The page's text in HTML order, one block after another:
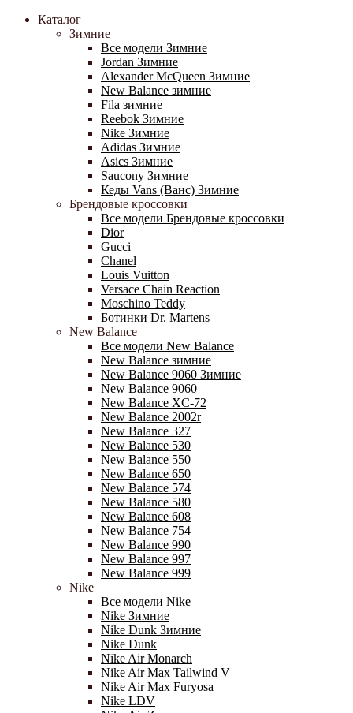
Каталог
Зимние
Все модели Зимние
Jordan Зимние
Alexander McQueen Зимние
New Balance зимние
Fila зимние
Reebok Зимние
Nike Зимние
Adidas Зимние
Asics Зимние
Saucony Зимние
Кеды Vans (Ванс) Зимние
Брендовые кроссовки
Все модели Брендовые кроссовки
Dior
Gucci
Chanel
Louis Vuitton
Versace Chain Reaction
Moschino Teddy
Ботинки Dr. Martens
New Balance
Все модели New Balance
New Balance зимние
New Balance 9060 Зимние
New Balance 9060
New Balance XC-72
New Balance 2002r
New Balance 327
New Balance 530
New Balance 550
New Balance 650
New Balance 574
New Balance 580
New Balance 608
New Balance 754
New Balance 990
New Balance 997
New Balance 999
Nike
Все модели Nike
Nike Зимние
Nike Dunk Зимние
Nike Dunk
Nike Air Monarch
Nike Air Max Tailwind V
Nike Air Max Furyosa
Nike LDV